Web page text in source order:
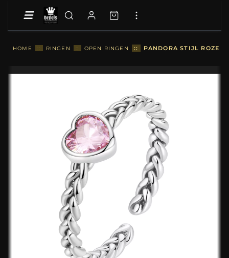
HOME :: RINGEN :: OPEN RINGEN :: PANDORA STIJL ROZE